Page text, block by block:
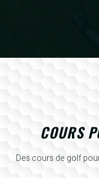
COURS
Des cours de golf